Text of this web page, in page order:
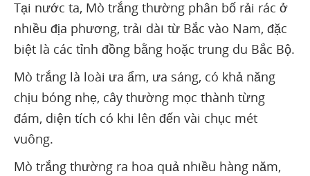
Tại nước ta, Mò trắng thường phân bố rải rác ở
nhiều địa phương, trải dài từ Bắc vào Nam, đặc
biệt là các tỉnh đồng bằng hoặc trung du Bắc Bộ.
Mò trắng là loài ưa ẩm, ưa sáng, có khả năng
chịu bóng nhẹ, cây thường mọc thành từng
đám, diện tích có khi lên đến vài chục mét
vuông.
Mò trắng thường ra hoa quả nhiều hàng năm,